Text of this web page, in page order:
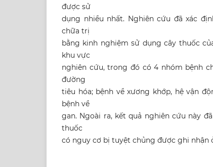
được sử
dụng nhiều nhất. Nghiên cứu đã xác
chữa trị
bằng kinh nghiệm sử dụng cây thuốc
khu vực
nghiên cứu, trong đó có 4 nhóm bệnh
đường
tiêu hóa; bệnh về xương khớp, hệ vận
bệnh về
gan. Ngoài ra, kết quả nghiên cứu này
thuốc
có nguy cơ bị tuyệt chủng được ghi nhận